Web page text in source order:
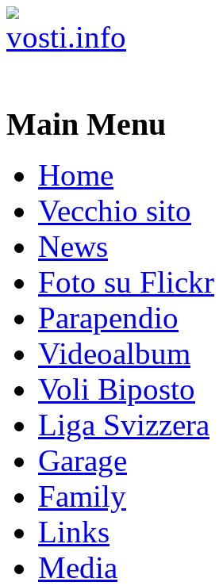
Main Menu
Home
Vecchio sito
News
Foto su Flickr
Parapendio
Videoalbum
Voli Biposto
Liga Svizzera
Garage
Family
Links
Media